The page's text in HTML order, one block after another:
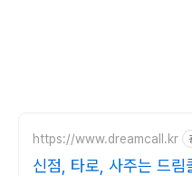
https://www.dreamcall.kr
신점, 타로, 사주는 드림